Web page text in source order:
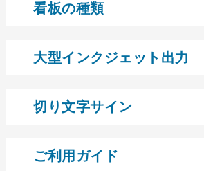
看板の種類
大型インクジェット出力
切り文字サイン
ご利用ガイド